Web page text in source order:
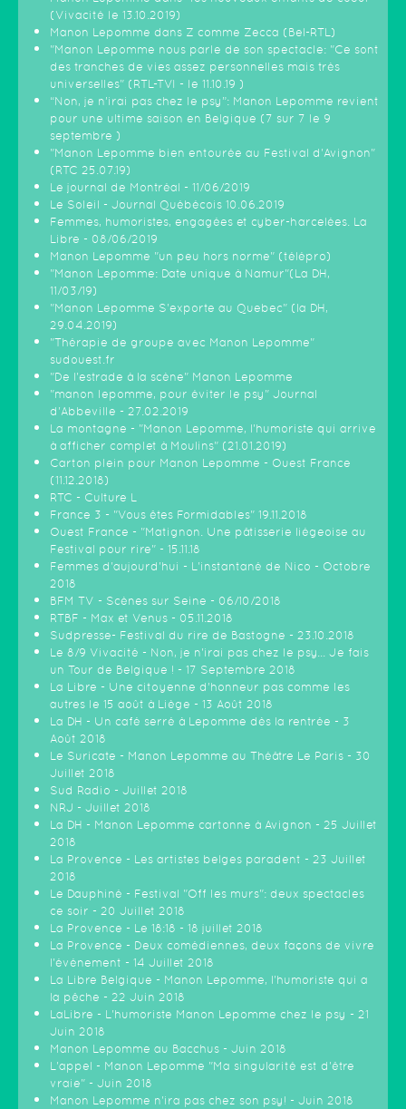
(Vivacité le 13.10.2019)
Manon Lepomme dans Z comme Zecca (Bel-RTL)
"Manon Lepomme nous parle de son spectacle: "Ce sont
des tranches de vies assez personnelles mais très
universelles" (RTL-TVI - le 11.10.19 )
“Non, je n’irai pas chez le psy”: Manon Lepomme revient
pour une ultime saison en Belgique (7 sur 7 le 9
septembre )
"Manon Lepomme bien entourée au Festival d'Avignon"
(RTC 25.07.19)
Le journal de Montréal - 11/06/2019
Le Soleil - Journal Québécois 10.06.2019
Femmes, humoristes, engagées et cyber-harcelées. La
Libre - 08/06/2019
Manon Lepomme "un peu hors norme" (télépro)
"Manon Lepomme: Date unique à Namur"(La DH,
11/03/19)
"Manon Lepomme S'exporte au Quebec" (la DH,
29.04.2019)
"Thérapie de groupe avec Manon Lepomme"
sudouest.fr
"De l'estrade à la scène" Manon Lepomme
"manon lepomme, pour éviter le psy" Journal
d'Abbeville - 27.02.2019
La montagne - "Manon Lepomme, l'humoriste qui arrive
à afficher complet à Moulins" (21.01.2019)
Carton plein pour Manon Lepomme - Ouest France
(11.12.2018)
RTC - Culture L
France 3 - "Vous êtes Formidables" 19.11.2018
Ouest France - "Matignon. Une pâtisserie liégeoise au
Festival pour rire" - 15.11.18
Femmes d'aujourd'hui - L'instantané de Nico - Octobre
2018
BFM TV - Scènes sur Seine - 06/10/2018
RTBF - Max et Venus - 05.11.2018
Sudpresse- Festival du rire de Bastogne - 23.10.2018
Le 8/9 Vivacité - Non, je n'irai pas chez le psy... Je fais
un Tour de Belgique ! - 17 Septembre 2018
La Libre - Une citoyenne d’honneur pas comme les
autres le 15 août à Liège - 13 Août 2018
La DH - Un café serré à Lepomme dès la rentrée - 3
Août 2018
Le Suricate - Manon Lepomme au Théâtre Le Paris - 30
Juillet 2018
Sud Radio - Juillet 2018
NRJ - Juillet 2018
La DH - Manon Lepomme cartonne à Avignon - 25 Juillet
2018
La Provence - Les artistes belges paradent - 23 Juillet
2018
Le Dauphiné - Festival "Off les murs": deux spectacles
ce soir - 20 Juillet 2018
La Provence - Le 18:18 - 18 juillet 2018
La Provence - Deux comédiennes, deux façons de vivre
l'événement - 14 Juillet 2018
La Libre Belgique - Manon Lepomme, l'humoriste qui a
la pêche - 22 Juin 2018
LaLibre - L'humoriste Manon Lepomme chez le psy - 21
Juin 2018
Manon Lepomme au Bacchus - Juin 2018
L'appel - Manon Lepomme "Ma singularité est d'être
vraie" - Juin 2018
Manon Lepomme n'ira pas chez son psy! - Juin 2018